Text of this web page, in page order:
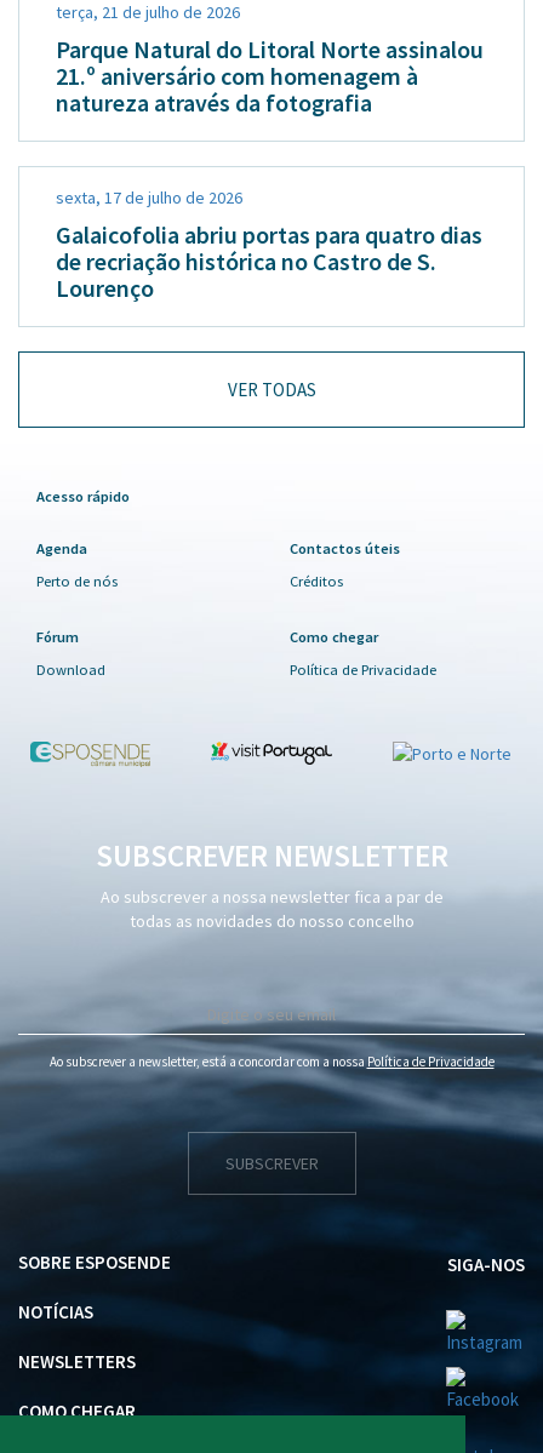
terça, 21 de julho de 2026
Parque Natural do Litoral Norte assinalou
21.º aniversário com homenagem à
natureza através da fotografia
sexta, 17 de julho de 2026
Galaicofolia abriu portas para quatro dias
de recriação histórica no Castro de S.
Lourenço
VER TODAS
Acesso rápido
Agenda
Perto de nós
Contactos úteis
Créditos
Fórum
Download
Como chegar
Política de Privacidade
SUBSCREVER NEWSLETTER
Ao subscrever a nossa newsletter fica a par de
todas as novidades do nosso concelho
Ao subscrever a newsletter, está a concordar com a nossa Política de Privacidade
SUBSCREVER
SOBRE ESPOSENDE
NOTÍCIAS
NEWSLETTERS
COMO CHEGAR
SIGA-NOS